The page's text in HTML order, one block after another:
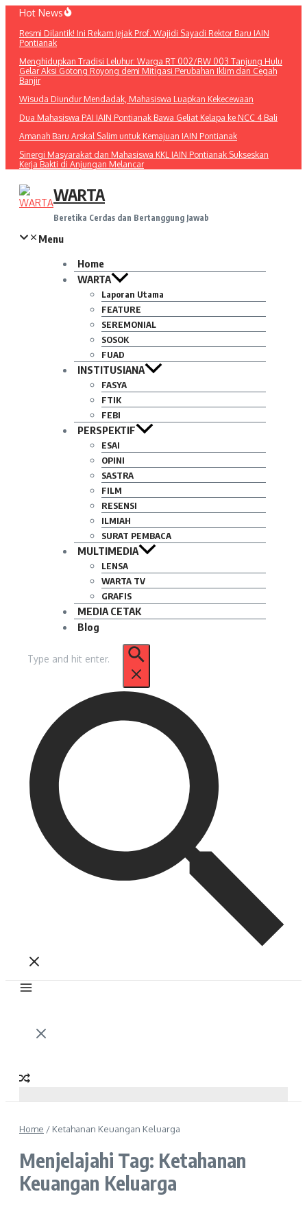
Lewati
konten
Hot News
Resmi Dilantik! Ini Rekam Jejak Prof. Wajidi Sayadi Rektor Baru IAIN
Pontianak
Menghidupkan Tradisi Leluhur: Warga RT 002/RW 003 Tanjung Hulu
Gelar Aksi Gotong Royong demi Mitigasi Perubahan Iklim dan Cegah
Banjir
Wisuda Diundur Mendadak, Mahasiswa Luapkan Kekecewaan
Dua Mahasiswa PAI IAIN Pontianak Bawa Geliat Kelapa ke NCC 4 Bali
Amanah Baru Arskal Salim untuk Kemajuan IAIN Pontianak
Sinergi Masyarakat dan Mahasiswa KKL IAIN Pontianak Sukseskan
Kerja Bakti di Anjungan Melancar
WARTA
Beretika Cerdas dan Bertanggung Jawab
Menu
Home
WARTA
Laporan Utama
FEATURE
SEREMONIAL
SOSOK
FUAD
INSTITUSIANA
FASYA
FTIK
FEBI
PERSPEKTIF
ESAI
OPINI
SASTRA
FILM
RESENSI
ILMIAH
SURAT PEMBACA
MULTIMEDIA
LENSA
WARTA TV
GRAFIS
MEDIA CETAK
Blog
untuk:
Home / Ketahanan Keuangan Keluarga
Menjelajahi Tag: Ketahanan
Keuangan Keluarga